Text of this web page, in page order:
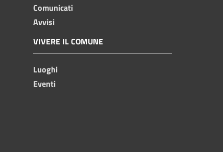
Comunicati
Avvisi
VIVERE IL COMUNE
Luoghi
Eventi